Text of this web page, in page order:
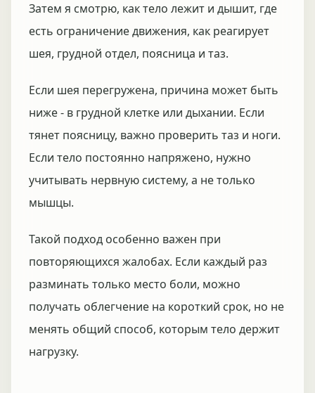
Затем я смотрю, как тело лежит и дышит, где
есть ограничение движения, как реагирует
шея, грудной отдел, поясница и таз.
Если шея перегружена, причина может быть
ниже - в грудной клетке или дыхании. Если
тянет поясницу, важно проверить таз и ноги.
Если тело постоянно напряжено, нужно
учитывать нервную систему, а не только
мышцы.
Такой подход особенно важен при
повторяющихся жалобах. Если каждый раз
разминать только место боли, можно
получать облегчение на короткий срок, но не
менять общий способ, которым тело держит
нагрузку.